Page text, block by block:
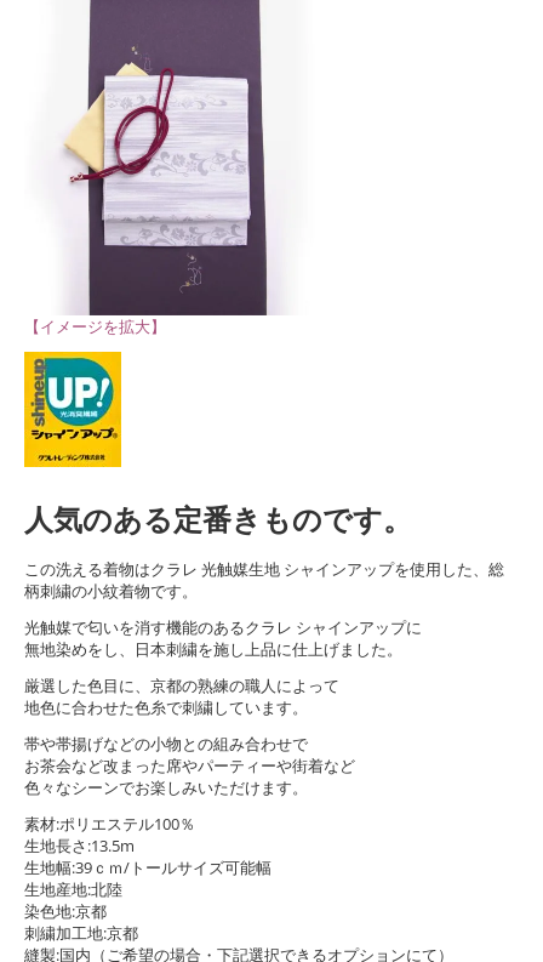
【イメージを拡大】
人気のある定番きものです。
この洗える着物はクラレ 光触媒生地 シャインアップを使用した、総
柄刺繍の小紋着物です。
光触媒で匂いを消す機能のあるクラレ シャインアップに
無地染めをし、日本刺繍を施し上品に仕上げました。
厳選した色目に、京都の熟練の職人によって
地色に合わせた色糸で刺繍しています。
帯や帯揚げなどの小物との組み合わせで
お茶会など改まった席やパーティーや街着など
色々なシーンでお楽しみいただけます。
素材:ポリエステル100％
生地長さ:13.5m
生地幅:39ｃｍ/トールサイズ可能幅
生地産地:北陸
染色地:京都
刺繍加工地:京都
縫製:国内（ご希望の場合・下記選択できるオプションにて）